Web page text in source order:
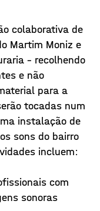
PLACE
um
colaborativa de
Martim Moniz e
- recolhendo
e não
para a
tocadas num
instalação de
sons do bairro
incluem:
com
sonoras